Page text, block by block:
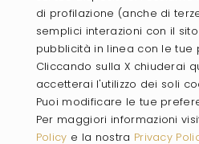
di profilazione (anche di
semplici interazioni con il
pubblicità in linea con le tue
Cliccando sulla X chiuderai
accetterai l'utilizzo dei soli
Puoi modificare le tue
Per maggiori informazioni
Policy e la nostra Privacy
PART